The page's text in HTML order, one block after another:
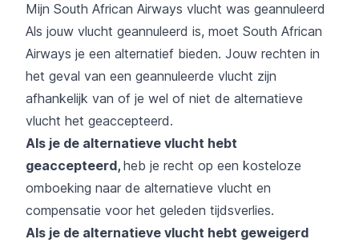
Mijn South African Airways vlucht was geannuleerd
Als jouw vlucht geannuleerd is, moet South African
Airways je een alternatief bieden. Jouw rechten in
het geval van een geannuleerde vlucht zijn
afhankelijk van of je wel of niet de alternatieve
vlucht het geaccepteerd.
Als je de alternatieve vlucht hebt
geaccepteerd, heb je recht op een kosteloze
omboeking naar de alternatieve vlucht en
compensatie voor het geleden tijdsverlies.
Als je de alternatieve vlucht hebt geweigerd